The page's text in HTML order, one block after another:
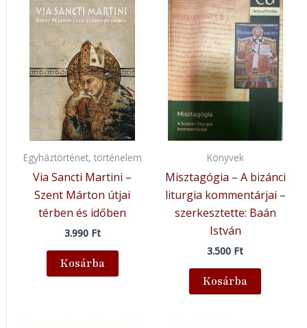
Egyháztörténet, történelem
Via Sancti Martini –
Szent Márton útjai
térben és időben
3.990 Ft
Kosárba
Könyvek
Misztagógia – A bizánci
liturgia kommentárjai –
szerkesztette: Baán
István
3.500 Ft
Kosárba